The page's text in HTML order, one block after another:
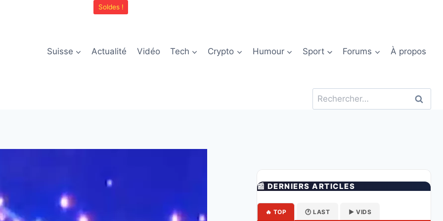
Soldes !
Suisse Actualité Vidéo Tech Crypto Humour Sport Forums À propos
Rechercher :
📰 DERNIERS ARTICLES
🔥 TOP 🕐 LAST ▶️ VIDS